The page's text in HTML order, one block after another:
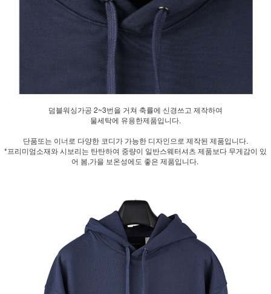
덤블워싱가공 2~3번을 거쳐 축률에 신경쓰고 제작하여
물세탁에 유용한제품입니다.
단품또는 이너로 다양한 코디가 가능한 디자인으로 제작된 제품입니다.
*프리미엄소재와 시보리는 탄탄하여 중량이 일반스웨터셔츠 제품보다 무게감이 있
어 봄,가을 보온성에도 좋은 제품입니다.